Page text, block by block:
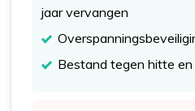
jaar vervangen
Bestand tegen hitte